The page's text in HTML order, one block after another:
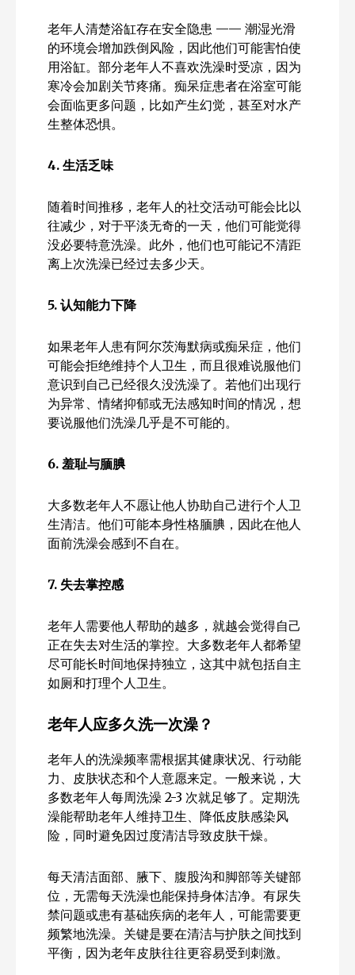
老年人清楚浴缸存在安全隐患 —— 潮湿光滑
的环境会增加跌倒风险，因此他们可能害怕使
用浴缸。部分老年人不喜欢洗澡时受凉，因为
寒冷会加剧关节疼痛。痴呆症患者在浴室可能
会面临更多问题，比如产生幻觉，甚至对水产
生整体恐惧。
4. 生活乏味
随着时间推移，老年人的社交活动可能会比以
往减少，对于平淡无奇的一天，他们可能觉得
没必要特意洗澡。此外，他们也可能记不清距
离上次洗澡已经过去多少天。
5. 认知能力下降
如果老年人患有阿尔茨海默病或痴呆症，他们
可能会拒绝维持个人卫生，而且很难说服他们
意识到自己已经很久没洗澡了。若他们出现行
为异常、情绪抑郁或无法感知时间的情况，想
要说服他们洗澡几乎是不可能的。
6. 羞耻与腼腆
大多数老年人不愿让他人协助自己进行个人卫
生清洁。他们可能本身性格腼腆，因此在他人
面前洗澡会感到不自在。
7. 失去掌控感
老年人需要他人帮助的越多，就越会觉得自己
正在失去对生活的掌控。大多数老年人都希望
尽可能长时间地保持独立，这其中就包括自主
如厕和打理个人卫生。
老年人应多久洗一次澡？
老年人的洗澡频率需根据其健康状况、行动能
力、皮肤状态和个人意愿来定。一般来说，大
多数老年人每周洗澡 2-3 次就足够了。定期洗
澡能帮助老年人维持卫生、降低皮肤感染风
险，同时避免因过度清洁导致皮肤干燥。
每天清洁面部、腋下、腹股沟和脚部等关键部
位，无需每天洗澡也能保持身体洁净。有尿失
禁问题或患有基础疾病的老年人，可能需要更
频繁地洗澡。关键是要在清洁与护肤之间找到
平衡，因为老年皮肤往往更容易受到刺激。